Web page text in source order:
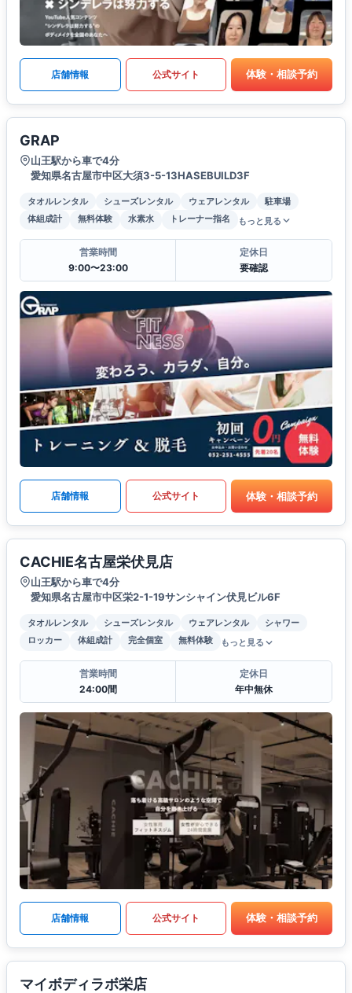
店舗情報 公式サイト 体験・相談予約
GRAP
山王駅から車で4分
愛知県名古屋市中区大須3-5-13HASEBUILD3F
タオルレンタル シューズレンタル ウェアレンタル
駐車場
体組成計
無料体験 水素水 トレーナー指名 もっと見る
営業時間
9:00〜23:00
定休日
要確認
店舗情報 公式サイト 体験・相談予約
CACHIE名古屋栄伏見店
山王駅から車で4分
愛知県名古屋市中区栄2-1-19サンシャイン伏見ビル6F
タオルレンタル シューズレンタル ウェアレンタル
シャワー
ロッカー
体組成計 完全個室 無料体験 もっと見る
営業時間
24:00間
定休日
年中無休
店舗情報 公式サイト 体験・相談予約
マイボディラボ栄店